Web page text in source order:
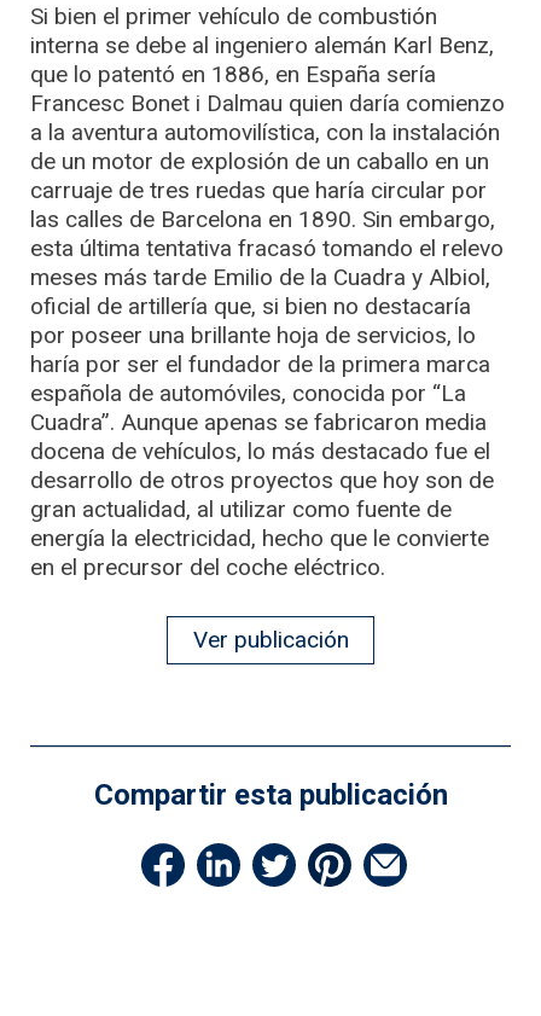
Si bien el primer vehículo de combustión
interna se debe al ingeniero alemán Karl Benz,
que lo patentó en 1886, en España sería
Francesc Bonet i Dalmau quien daría comienzo
a la aventura automovilística, con la instalación
de un motor de explosión de un caballo en un
carruaje de tres ruedas que haría circular por
las calles de Barcelona en 1890. Sin embargo,
esta última tentativa fracasó tomando el relevo
meses más tarde Emilio de la Cuadra y Albiol,
oficial de artillería que, si bien no destacaría
por poseer una brillante hoja de servicios, lo
haría por ser el fundador de la primera marca
española de automóviles, conocida por “La
Cuadra”. Aunque apenas se fabricaron media
docena de vehículos, lo más destacado fue el
desarrollo de otros proyectos que hoy son de
gran actualidad, al utilizar como fuente de
energía la electricidad, hecho que le convierte
en el precursor del coche eléctrico.
Ver publicación
Compartir esta publicación